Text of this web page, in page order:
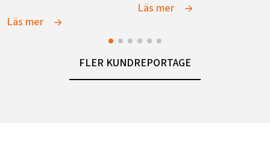
Läs mer
Läs mer
FLER KUNDREPORTAGE